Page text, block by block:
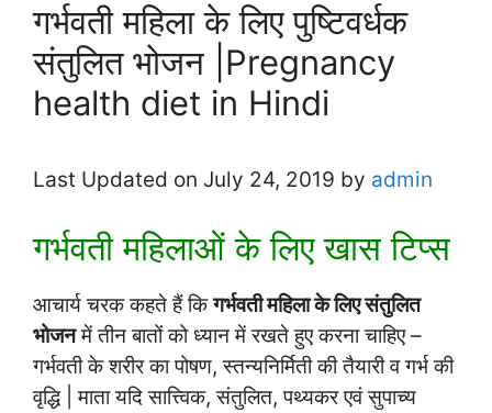
गर्भवती महिला के लिए पुष्टिवर्धक
संतुलित भोजन |Pregnancy
health diet in Hindi
Last Updated on July 24, 2019 by admin
गर्भवती महिलाओं के लिए खास टिप्स
आचार्य चरक कहते हैं किगर्भवती महिला के लिए संतुलित
भोजनमें तीन बातों को ध्यान में रखते हुए करना चाहिए –
गर्भवती के शरीर का पोषण, स्तन्यनिर्मिती की तैयारी व गर्भ की
वृद्धि | माता यदि सात्त्विक, संतुलित, पथ्यकर एवं सुपाच्य